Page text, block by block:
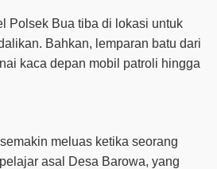
Polsek Bua tiba di lokasi untuk
Bahkan, lemparan batu dari
kaca depan mobil patroli hingga
meluas ketika seorang
asal Desa Barowa, yang